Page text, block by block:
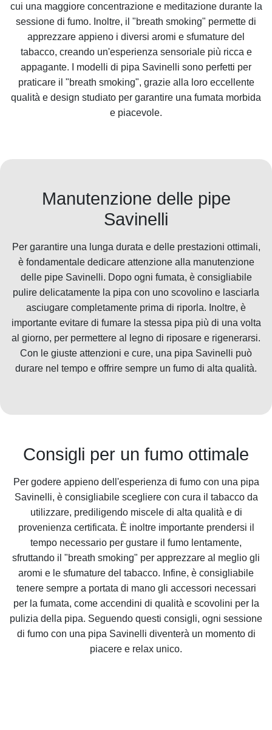
cui una maggiore concentrazione e meditazione durante la
sessione di fumo. Inoltre, il "breath smoking" permette di
apprezzare appieno i diversi aromi e sfumature del
tabacco, creando un'esperienza sensoriale più ricca e
appagante. I modelli di pipa Savinelli sono perfetti per
praticare il "breath smoking", grazie alla loro eccellente
qualità e design studiato per garantire una fumata morbida
e piacevole.
Manutenzione delle pipe
Savinelli
Per garantire una lunga durata e delle prestazioni ottimali,
è fondamentale dedicare attenzione alla manutenzione
delle pipe Savinelli. Dopo ogni fumata, è consigliabile
pulire delicatamente la pipa con uno scovolino e lasciarla
asciugare completamente prima di riporla. Inoltre, è
importante evitare di fumare la stessa pipa più di una volta
al giorno, per permettere al legno di riposare e rigenerarsi.
Con le giuste attenzioni e cure, una pipa Savinelli può
durare nel tempo e offrire sempre un fumo di alta qualità.
Consigli per un fumo ottimale
Per godere appieno dell'esperienza di fumo con una pipa
Savinelli, è consigliabile scegliere con cura il tabacco da
utilizzare, prediligendo miscele di alta qualità e di
provenienza certificata. È inoltre importante prendersi il
tempo necessario per gustare il fumo lentamente,
sfruttando il "breath smoking" per apprezzare al meglio gli
aromi e le sfumature del tabacco. Infine, è consigliabile
tenere sempre a portata di mano gli accessori necessari
per la fumata, come accendini di qualità e scovolini per la
pulizia della pipa. Seguendo questi consigli, ogni sessione
di fumo con una pipa Savinelli diventerà un momento di
piacere e relax unico.